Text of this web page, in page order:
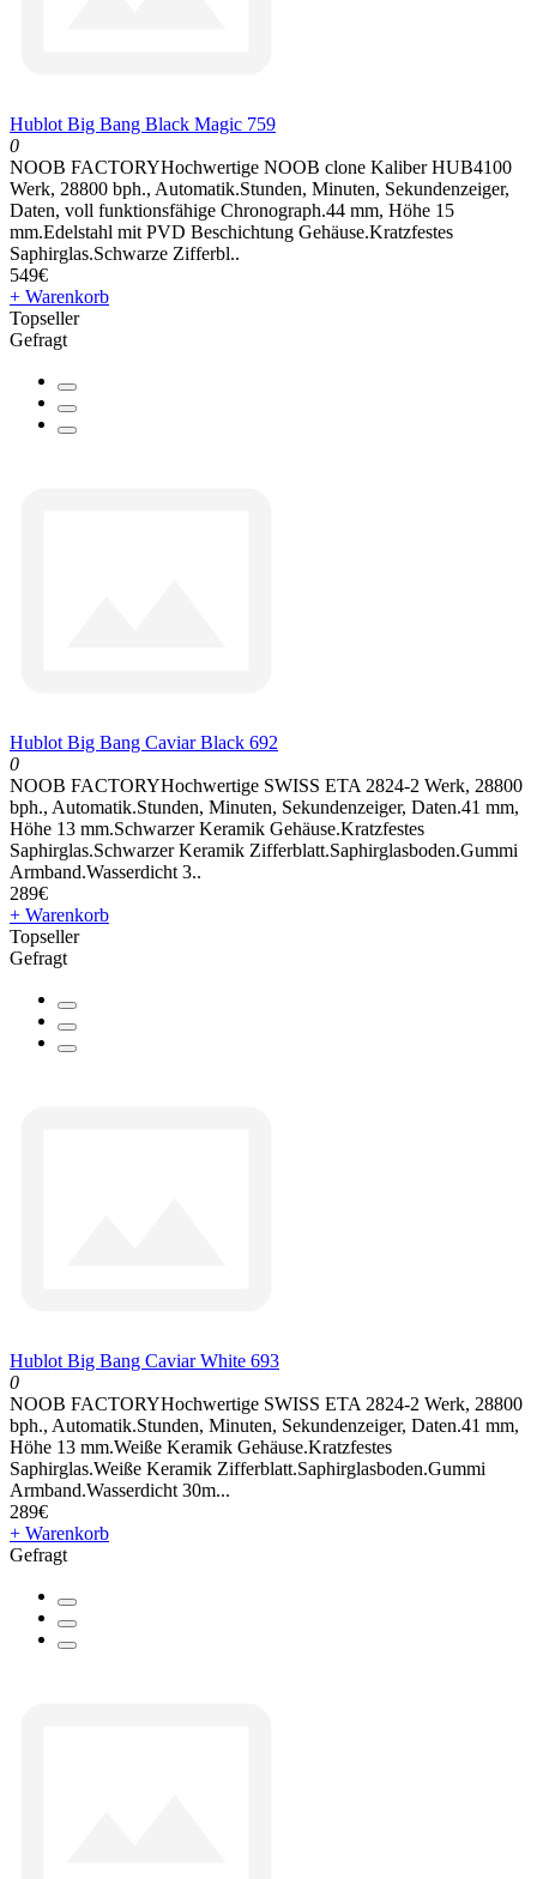
Hublot Big Bang Black Magic 759
0
NOOB FACTORYHochwertige NOOB clone Kaliber HUB4100
Werk, 28800 bph., Automatik.Stunden, Minuten, Sekundenzeiger,
Daten, voll funktionsfähige Chronograph.44 mm, Höhe 15
mm.Edelstahl mit PVD Beschichtung Gehäuse.Kratzfestes
Saphirglas.Schwarze Zifferbl..
549€
+ Warenkorb
Topseller
Gefragt
Hublot Big Bang Caviar Black 692
0
NOOB FACTORYHochwertige SWISS ETA 2824-2 Werk, 28800
bph., Automatik.Stunden, Minuten, Sekundenzeiger, Daten.41 mm,
Höhe 13 mm.Schwarzer Keramik Gehäuse.Kratzfestes
Saphirglas.Schwarzer Keramik Zifferblatt.Saphirglasboden.Gummi
Armband.Wasserdicht 3..
289€
+ Warenkorb
Topseller
Gefragt
Hublot Big Bang Caviar White 693
0
NOOB FACTORYHochwertige SWISS ETA 2824-2 Werk, 28800
bph., Automatik.Stunden, Minuten, Sekundenzeiger, Daten.41 mm,
Höhe 13 mm.Weiße Keramik Gehäuse.Kratzfestes
Saphirglas.Weiße Keramik Zifferblatt.Saphirglasboden.Gummi
Armband.Wasserdicht 30m...
289€
+ Warenkorb
Gefragt